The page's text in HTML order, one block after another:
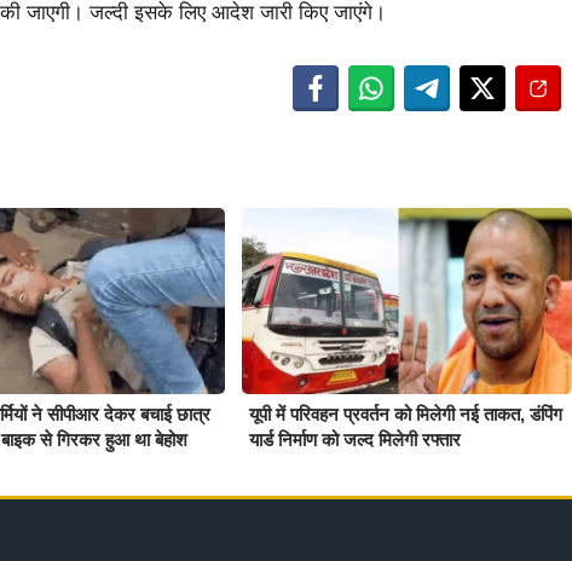
जाएगी। जल्दी इसके लिए आदेश जारी किए जाएंगे।
ने सीपीआर देकर बचाई छात्र
से गिरकर हुआ था बेहोश
यूपी में परिवहन प्रवर्तन को मिलेगी नई ताकत, डंपिंग
यार्ड निर्माण को जल्द मिलेगी रफ्तार